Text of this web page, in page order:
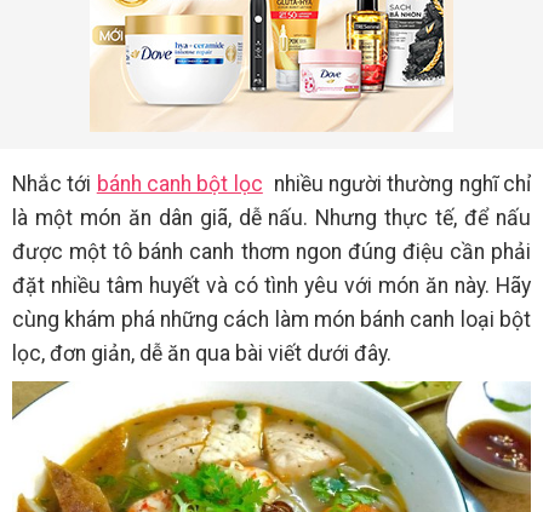
Nhắc tới bánh canh bột lọc nhiều người thường nghĩ chỉ
là một món ăn dân giã, dễ nấu. Nhưng thực tế, để nấu
được một tô bánh canh thơm ngon đúng điệu cần phải
đặt nhiều tâm huyết và có tình yêu với món ăn này. Hãy
cùng khám phá những cách làm món bánh canh loại bột
lọc, đơn giản, dễ ăn qua bài viết dưới đây.